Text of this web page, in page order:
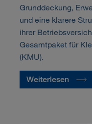
Grunddeckung,
und eine klarere
ihrer
Gesamtpaket für
(KMU).
Weiterlesen